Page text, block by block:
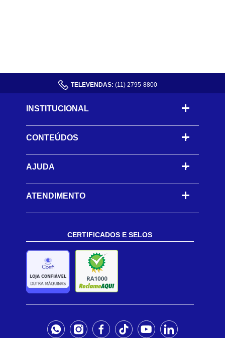
TELEVENDAS: (11) 2795-8800
INSTITUCIONAL
CONTEÚDOS -
AJUDA -
ATENDIMENTO
CERTIFICADOS E SELOS